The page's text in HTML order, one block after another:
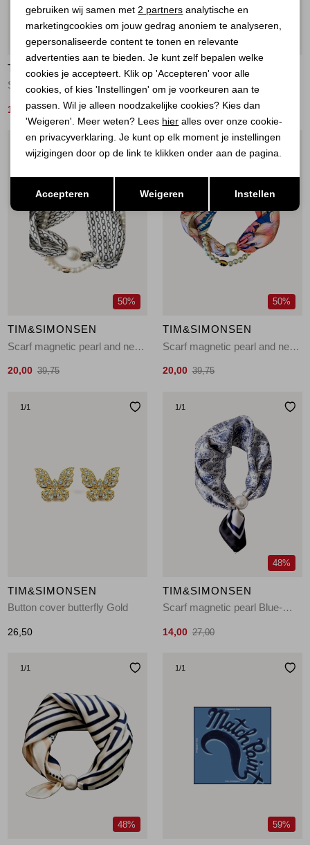
48%
TIM&SIMONSEN
14,00 27,00
TIM&SIMONSEN
Scarf magnetic pearl X/scarf
14,00 27,00
50%
TIM&SIMONSEN
Scarf magnetic pearl and necklace Black-White
20,00 39,75
50%
TIM&SIMONSEN
Scarf magnetic pearl and necklace Multi
20,00 39,75
1/1
TIM&SIMONSEN
Button cover butterfly Gold
26,50
1/1
48%
TIM&SIMONSEN
Scarf magnetic pearl Blue-White
14,00 27,00
1/1
48%
1/1
59%
Analytische cookies
Marketing cookies
gebruiken wij samen met 2 partners analytische en
marketingcookies om jouw gedrag anoniem te analyseren,
gepersonaliseerde content te tonen en relevante
advertenties aan te bieden. Je kunt zelf bepalen welke
cookies je accepteert. Klik op 'Accepteren' voor alle
cookies, of kies 'Instellingen' om je voorkeuren aan te
passen. Wil je alleen noodzakelijke cookies? Kies dan
'Weigeren'. Meer weten? Lees hier alles over onze cookie-
en privacyverklaring. Je kunt op elk moment je instellingen
wijzigingen door op de link te klikken onder aan de pagina.
Accepteren Weigeren Instellen